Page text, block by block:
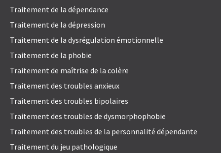
Traitement de la dépendance
Traitement de la dépression
Traitement de la dysrégulation émotionnelle
Traitement de la phobie
Traitement de maîtrise de la colère
Traitement des troubles anxieux
Traitement des troubles bipolaires
Traitement des troubles de dysmorphophobie
Traitement des troubles de la personnalité dépendante
Traitement du jeu pathologique